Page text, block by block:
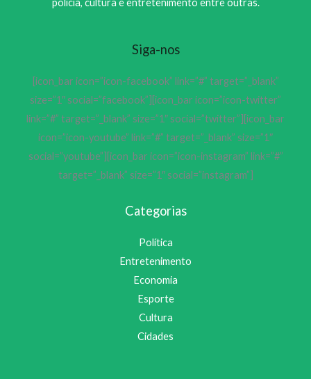
polícia, cultura e entretenimento entre outras.
Siga-nos
[icon_bar icon=”icon-facebook” link=”#” target=”_blank”
size=”1″ social=”facebook”][icon_bar icon=”icon-twitter”
link=”#” target=”_blank” size=”1″ social=”twitter”][icon_bar
icon=”icon-youtube” link=”#” target=”_blank” size=”1″
social=”youtube”][icon_bar icon=”icon-instagram” link=”#”
target=”_blank” size=”1″ social=”instagram”]
Categorias
Política
Entretenimento
Economia
Esporte
Cultura
Cidades